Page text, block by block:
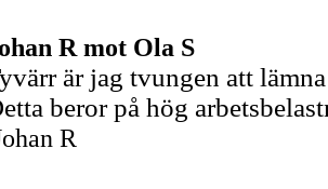
R mot Ola S
är jag tvungen att
beror på hög
R